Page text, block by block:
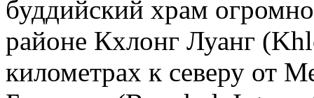
буддийский храм
районе Кхлонг Луанг
километрах к северу от